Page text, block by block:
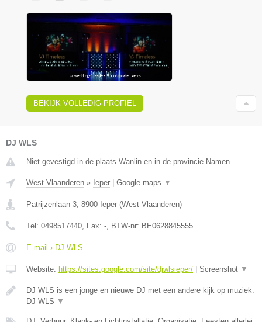
BEKIJK VOLLEDIG PROFIEL
DJ WLS
Niet gevestigd in de plaats Wanlin en in de provincie Namen.
West-Vlaanderen » Ieper Google maps ▼
Patrijzenlaan 3 8900 Ieper (West-Vlaanderen)
Tel: 0498517440 , Fax: - , BTW-nr: BE0628845555
E-mail › DJ WLS
Website: https://sites.google.com/site/djwlsieper/ Screenshot ▼
DJ WLS is een jonge en nieuwe DJ met een andere kijk op muziek.
DJ WLS ▼